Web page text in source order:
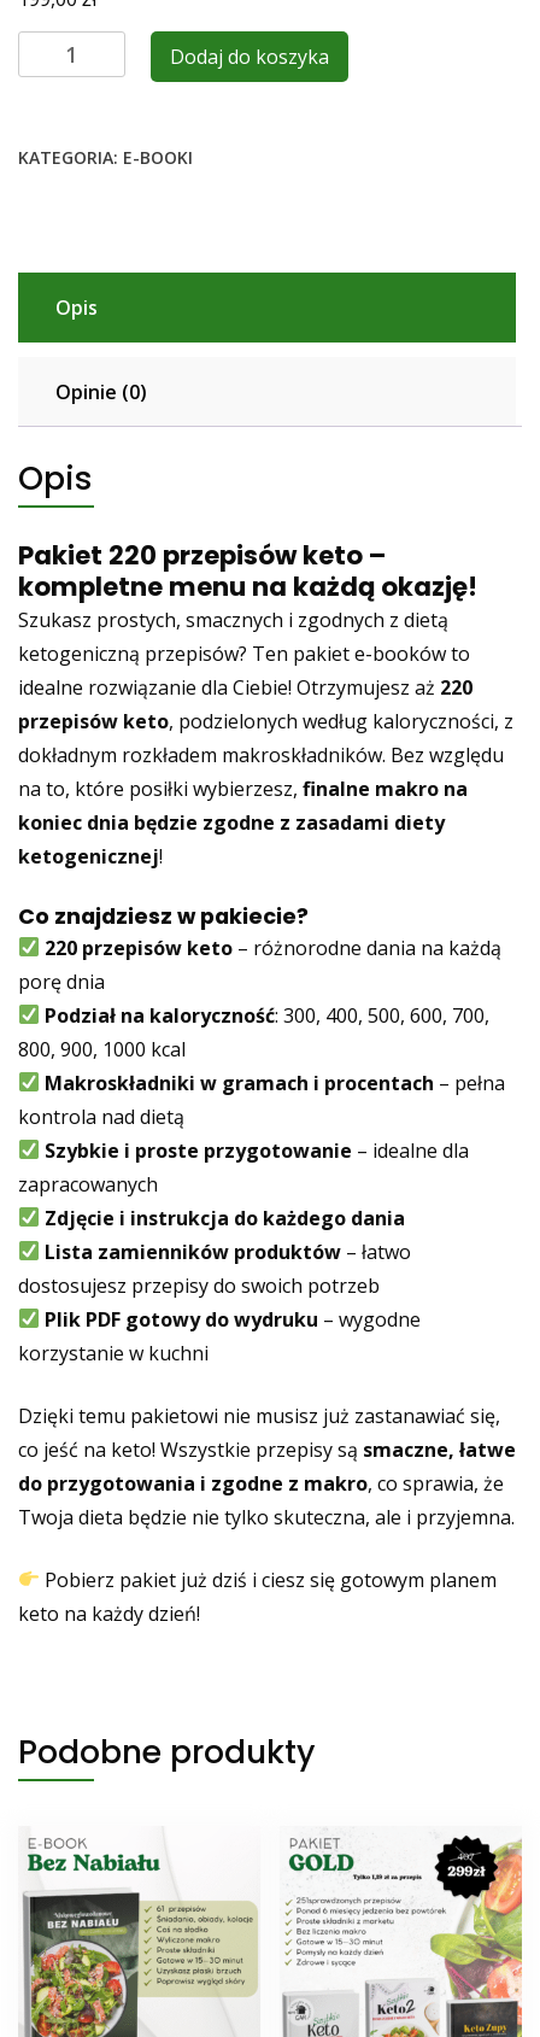
E-
samodzielności"
Dodaj do koszyka
KATEGORIA: E-BOOKI
Opis
Opinie (0)
Opis
Pakiet 220 przepisów keto –
kompletne menu na każdą okazję!
Szukasz prostych, smacznych i zgodnych z dietą
ketogeniczną przepisów? Ten pakiet e-booków to
idealne rozwiązanie dla Ciebie! Otrzymujesz aż 220
przepisów keto, podzielonych według kaloryczności, z
dokładnym rozkładem makroskładników. Bez względu
na to, które posiłki wybierzesz, finalne makro na
koniec dnia będzie zgodne z zasadami diety
ketogenicznej!
Co znajdziesz w pakiecie?
220 przepisów keto – różnorodne dania na każdą
porę dnia
Podział na kaloryczność: 300, 400, 500, 600, 700,
800, 900, 1000 kcal
Makroskładniki w gramach i procentach – pełna
kontrola nad dietą
Szybkie i proste przygotowanie – idealne dla
zapracowanych
Zdjęcie i instrukcja do każdego dania
Lista zamienników produktów – łatwo
dostosujesz przepisy do swoich potrzeb
Plik PDF gotowy do wydruku – wygodne
korzystanie w kuchni
Dzięki temu pakietowi nie musisz już zastanawiać się,
co jeść na keto! Wszystkie przepisy są smaczne, łatwe
do przygotowania i zgodne z makro, co sprawia, że
Twoja dieta będzie nie tylko skuteczna, ale i przyjemna.
Pobierz pakiet już dziś i ciesz się gotowym planem
keto na każdy dzień!
Podobne produkty